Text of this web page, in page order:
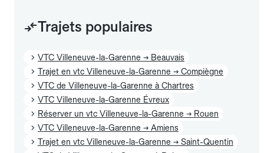
Trajets populaires
VTC Villeneuve-la-Garenne → Beauvais
Trajet en vtc Villeneuve-la-Garenne → Compiègne
VTC de Villeneuve-la-Garenne à Chartres
VTC Villeneuve-la-Garenne Évreux
Réserver un vtc Villeneuve-la-Garenne → Rouen
VTC Villeneuve-la-Garenne → Amiens
Trajet en vtc Villeneuve-la-Garenne → Saint-Quentin